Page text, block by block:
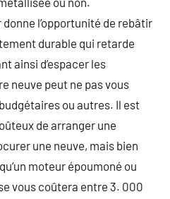
donne l’opportunité de rebâtir
durable qui retarde
ainsi d’espacer les
neuve peut ne pas vous
ou autres. Il est
de arranger une
une neuve, mais bien
moteur époumoné ou
vous coûtera entre 3. 000